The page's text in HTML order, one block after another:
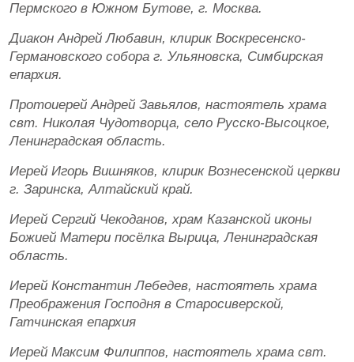
Пермского в Южном Бутове, г. Москва.
Диакон Андрей Любавин, клирик Воскресенско-
Германовского собора г. Ульяновска, Симбирская
епархия.
Протоиерей Андрей Завьялов, настоятель храма
свт. Николая Чудотворца, село Русско-Высоцкое,
Ленинградская область.
Иерей Игорь Вишняков, клирик Вознесенской церкви
г. Заринска, Алтайский край.
Иерей Сергий Чекоданов, храм Казанской иконы
Божией Матери посёлка Вырица, Ленинградская
область.
Иерей Константин Лебедев, настоятель храма
Преображения Господня в Старосиверской,
Гатчинская епархия
Иерей Максим Филиппов, настоятель храма свт.